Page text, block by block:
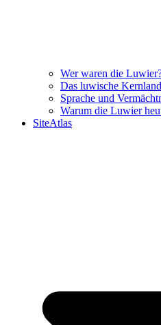
Wer waren die
Das luwische Kernland
Sprache und
Warum die Luwier
SiteAtlas